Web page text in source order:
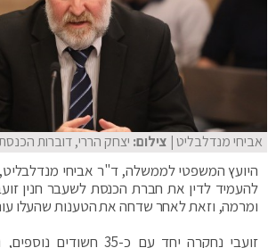
אביחי מנדלבליט| צילום: יצחק הררי, דוברות
היועץ המשפטי לממשלה, ד"ר אביחי
להעמיד לדין את חברת הכנסת לשעבר חנין
ומרמה, וזאת לאחר שדחה את הטענות שהעלו
זועבי נחקרה יחד עם כ-35